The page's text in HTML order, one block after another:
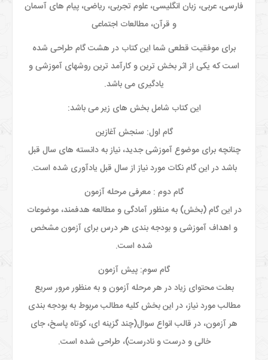
فارسی، عربی، زبان انگلیسی، علوم تجربی، ریاضی، پیام های آسمان
و قرآن، مطالعات اجتماعی
برای موفقیت قطعی شما این کتاب در هشت گام طراحی شده
است که یکی از اثر بخش ترین و کارآمد ترین روشهای آموزشی و
یادگیری می باشد.
این کتاب شامل بخش های زیر می باشد:
گام اول: سنجش آغازین
چنانچه برای موضوع آموزشی جدید، نیاز به دانسته های سال قبل
باشد در این گام نکات مورد نیاز از سال قبل یادآوری شده است.
گام دوم : معرفی مرحله آزمون
در این گام (بخش) به منظور آمادگی و مطالعه هدفمند، موضوعات
و اهداف آموزشی و بودجه بندی هر درس برای آزمون مشخص
شده است.
گام سوم: پیش آزمون
بعلت محتوای زیاد در هر مرحله آزمون و به منظور مرور سریع
مطالب مورد نیاز، در این بخش کلیه مطالب مربوط به بودجه بندی
هر آزمون، در قالب انواع سوال(چند گزینه ای، کوتاه پاسخ، جای
خالی و درست و نادرست)، طراحی شده است.